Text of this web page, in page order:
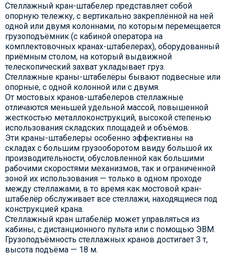
Стеллажный кран-штабелер представляет собой
опорную тележку, с вертикально закреплённой на ней
одной или двумя колоннами, по которым перемещается
грузоподъёмник (с кабиной оператора на
комплектовочных кранах-штабелерах), оборудованный
приёмным столом, на который выдвижной
телескопический захват укладывает груз.
Стеллажные краны-штабелёры бывают подвесные или
опорные, с одной колонной или с двумя.
От мостовых кранов-штабелеров стеллажные
отличаются меньшей удельной массой, повышенной
жесткостью металлоконструкций, высокой степенью
использования складских площадей и объёмов.
Эти краны-штабелеры особенно эффективны на
складах с большим грузооборотом ввиду большой их
производительности, обусловленной как большими
рабочими скоростями механизмов, так и ограниченной
зоной их использования — только в одном проходе
между стеллажами, в то время как мостовой кран-
штабелёр обслуживает все стеллажи, находящиеся под
конструкцией крана.
Стеллажный кран штабелёр может управляться из
кабины, с дистанционного пульта или с помощью ЭВМ.
Грузоподъёмность стеллажных кранов достигает 3 т,
высота подъёма — 18 м.